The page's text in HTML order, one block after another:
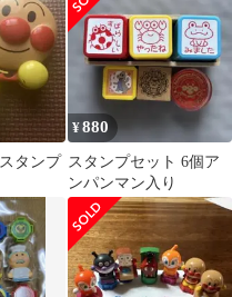
タンプ
¥880
スタンプセット 6個ア
ンパンマン入り